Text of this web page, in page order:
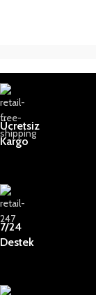
Ücretsiz
Kargo
7/24
Destek